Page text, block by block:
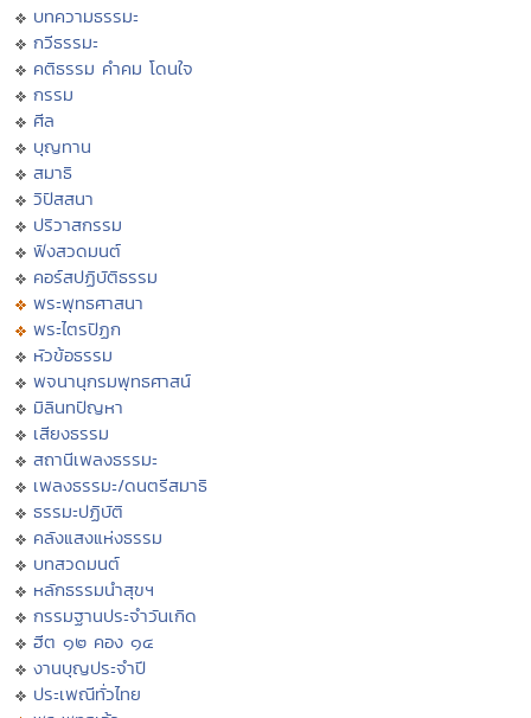
บทความธรรมะ
กวีธรรมะ
คติธรรม คำคม โดนใจ
กรรม
ศีล
บุญทาน
สมาธิ
วิปัสสนา
ปริวาสกรรม
ฟังสวดมนต์
คอร์สปฏิบัติธรรม
พระพุทธศาสนา
พระไตรปิฏก
หัวข้อธรรม
พจนานุกรมพุทธศาสน์
มิลินทปัญหา
เสียงธรรม
สถานีเพลงธรรมะ
เพลงธรรมะ/ดนตรีสมาธิ
ธรรมะปฏิบัติ
คลังแสงแห่งธรรม
บทสวดมนต์
หลักธรรมนำสุขฯ
กรรมฐานประจำวันเกิด
ฮีต ๑๒ คอง ๑๔
งานบุญประจำปี
ประเพณีทั่วไทย